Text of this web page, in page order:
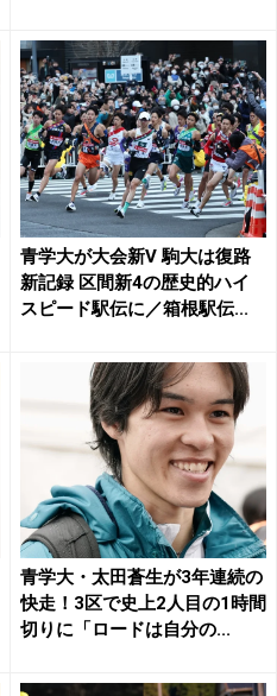
青学大が大会新V 駒大は復路
新記録 区間新4の歴史的ハイ
スピード駅伝に／箱根駅伝...
青学大・太田蒼生が3年連続の
快走！3区で史上2人目の1時間
切りに「ロードは自分の...